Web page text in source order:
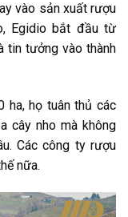
vào sản xuất rượu
Egidio bắt đầu từ
tin tưởng vào thành
ha, họ tuân thủ các
cây nho mà không
Các công ty rượu
nữa.